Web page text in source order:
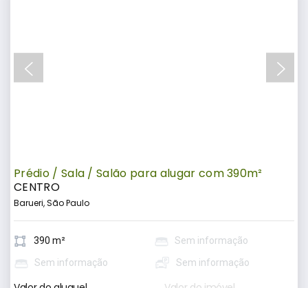
Prédio / Sala / Salão para alugar com 390m²
CENTRO
Barueri, São Paulo
390 m²
Sem informação
Sem informação
Sem informação